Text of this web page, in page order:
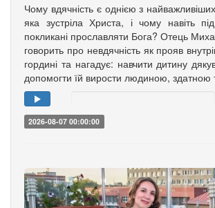
Чому вдячність є однією з
яка зустріла Христа, і чому навіть
покликані прославляти Бога? Отець
говорить про невдячність як прояв
гордині та нагадує: навчити дитину
допомогти їй вирости людиною, здатною
2026-08-07 00:00:00